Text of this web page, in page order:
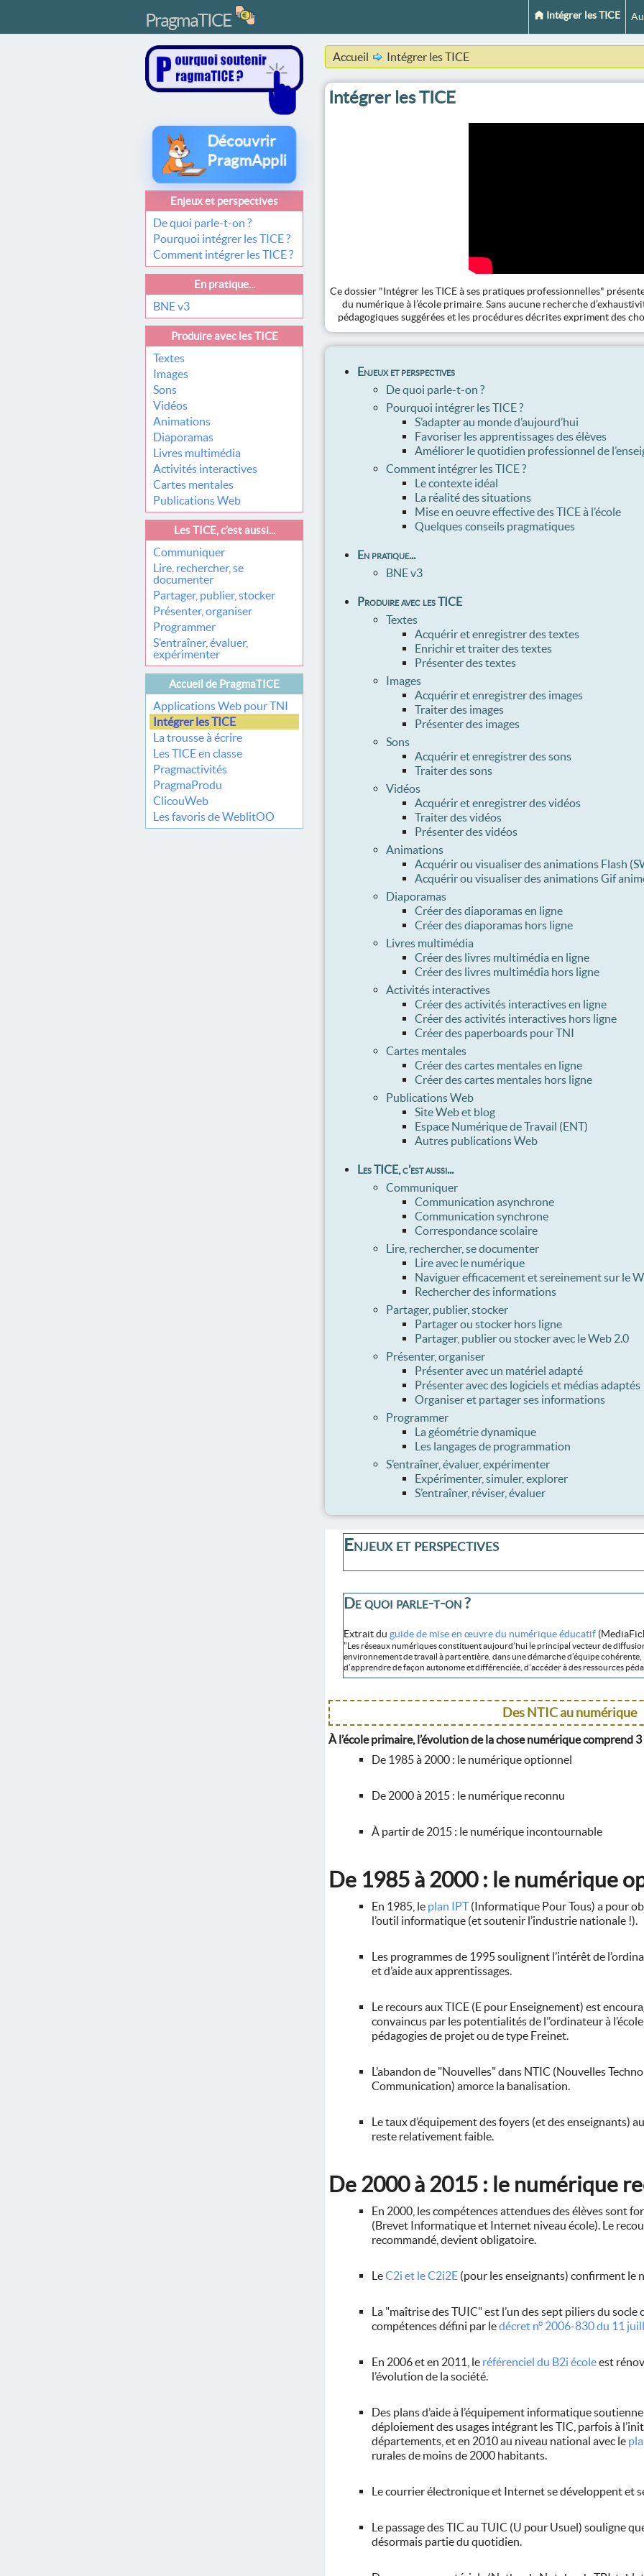
PragmaTICE Intégrer les TICE
Découvrir
PragmAppli
Enjeux et perspectives
De quoi parle-t-on ?
Pourquoi intégrer les TICE ?
Comment intégrer les TICE ?
En pratique...
BNE v3
Produire avec les TICE
Textes
Images
Sons
Vidéos
Animations
Diaporamas
Livres multimédia
Activités interactives
Cartes mentales
Publications Web
Les TICE, c’est aussi...
Communiquer
Lire, rechercher, se
documenter
Partager, publier, stocker
Présenter, organiser
Programmer
S’entraîner, évaluer,
expérimenter
Accueil de PragmaTICE
Applications Web pour TNI
Intégrer les TICE
La trousse à écrire
Les TICE en classe
Pragmactivités
PragmaProdu
ClicouWeb
Les favoris de WeblitOO
Accueil Intégrer les TICE
Intégrer les TICE
Ce dossier "Intégrer les TICE à ses pratiques professionnelles"
du numérique à l’école primaire. Sans aucune recherche
pédagogiques suggérées et les procédures décrites expriment des
Enjeux et perspectives
De quoi parle-t-on ?
Pourquoi intégrer les TICE ?
S’adapter au monde d’aujourd’hui
Favoriser les apprentissages des élèves
Améliorer le quotidien professionnel de
Comment intégrer les TICE ?
Le contexte idéal
La réalité des situations
Mise en oeuvre effective des TICE à l’école
Quelques conseils pragmatiques
En pratique...
BNE v3
Produire avec les TICE
Textes
Acquérir et enregistrer des textes
Enrichir et traiter des textes
Présenter des textes
Images
Acquérir et enregistrer des images
Traiter des images
Présenter des images
Sons
Acquérir et enregistrer des sons
Traiter des sons
Vidéos
Acquérir et enregistrer des vidéos
Traiter des vidéos
Présenter des vidéos
Animations
Acquérir ou visualiser des animations Flash
Acquérir ou visualiser des animations Gif
Diaporamas
Créer des diaporamas en ligne
Créer des diaporamas hors ligne
Livres multimédia
Créer des livres multimédia en ligne
Créer des livres multimédia hors ligne
Activités interactives
Créer des activités interactives en ligne
Créer des activités interactives hors ligne
Créer des paperboards pour TNI
Cartes mentales
Créer des cartes mentales en ligne
Créer des cartes mentales hors ligne
Publications Web
Site Web et blog
Espace Numérique de Travail (ENT)
Autres publications Web
Les TICE, c’est aussi...
Communiquer
Communication asynchrone
Communication synchrone
Correspondance scolaire
Lire, rechercher, se documenter
Lire avec le numérique
Naviguer efficacement et sereinement sur le
Rechercher des informations
Partager, publier, stocker
Partager ou stocker hors ligne
Partager, publier ou stocker avec le Web 2.0
Présenter, organiser
Présenter avec un matériel adapté
Présenter avec des logiciels et médias adaptés
Organiser et partager ses informations
Programmer
La géométrie dynamique
Les langages de programmation
S’entraîner, évaluer, expérimenter
Expérimenter, simuler, explorer
S’entraîner, réviser, évaluer
Enjeux et perspectives
De quoi parle-t-on ?
Extrait du guide de mise en œuvre du numérique éducatif
"Les réseaux numériques constituent aujourd’hui le principal vecteur de
environnement de travail à part entière, dans une démarche d’équipe
d’apprendre de façon autonome et différenciée, d’accéder à des ressources
Des NTIC au numérique
À l’école primaire, l’évolution de la chose numérique comprend
De 1985 à 2000 : le numérique optionnel
De 2000 à 2015 : le numérique reconnu
À partir de 2015 : le numérique incontournable
De 1985 à 2000 : le numérique
En 1985, le plan IPT(Informatique Pour Tous) a pour
l’outil informatique (et soutenir l’industrie nationale !).
Les programmes de 1995 soulignent l’intérêt de
et d’aide aux apprentissages.
Le recours aux TICE (E pour Enseignement) est
convaincus par les potentialités de l’’ordinateur à
pédagogies de projet ou de type Freinet.
L’abandon de "Nouvelles" dans NTIC (Nouvelles
Communication) amorce la banalisation.
Le taux d’équipement des foyers (et des enseignants)
reste relativement faible.
De 2000 à 2015 : le numérique
En 2000, les compétences attendues des élèves sont
(Brevet Informatique et Internet niveau école). Le
recommandé, devient obligatoire.
LeC2i et le C2i2E (pour les enseignants) confirment le
La "maîtrise des TUIC" est l’un des sept piliers du socle
compétences défini par ledécret n° 2006-830 du 11
En 2006 et en 2011, le référenciel du B2i écoleest
l’évolution de la société.
Des plans d’aide à l’équipement informatique
déploiement des usages intégrant les TIC, parfois à
départements, et en 2010 au niveau national avec le
rurales de moins de 2000 habitants.
Le courrier électronique et Internet se développent et
Le passage des TIC au TUIC (U pour Usuel) souligne
désormais partie du quotidien.